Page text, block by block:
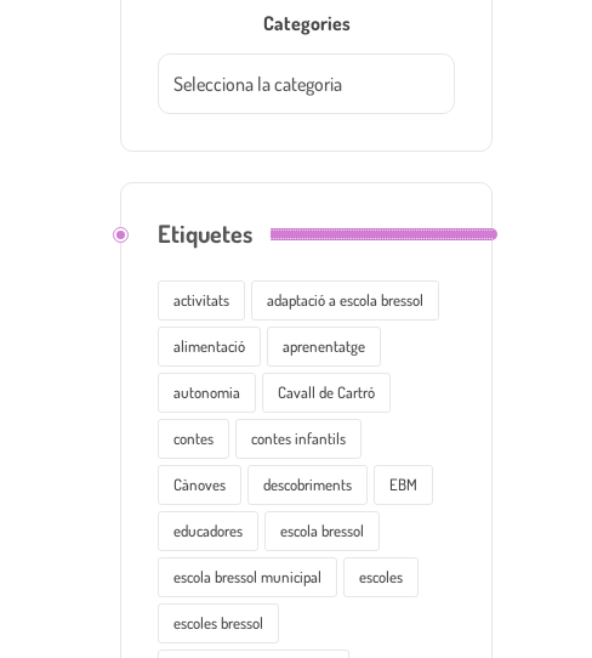
Categories
Etiquetes
activitats adaptació a escola bressol
alimentació aprenentatge
autonomia Cavall de Cartró
contes contes infantils
Cànoves descobriments EBM
educadores escola bressol
escola bressol municipal escoles
escoles bressol